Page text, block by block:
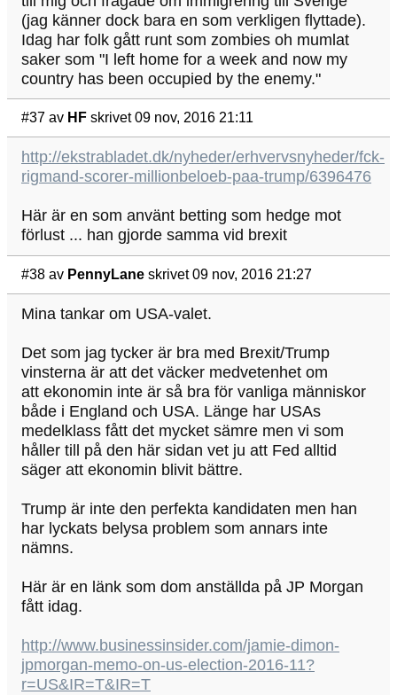
(jag känner dock bara en som verkligen flyttade).
Idag har folk gått runt som zombies oh mumlat
saker som "I left home for a week and now my
country has been occupied by the enemy."
#37 av HF skrivet 09 nov, 2016 21:11
http://ekstrabladet.dk/nyheder/erhvervsnyheder/fck-
rigmand-scorer-millionbeloeb-paa-trump/6396476
Här är en som använt betting som hedge mot
förlust ... han gjorde samma vid brexit
#38 av PennyLane skrivet 09 nov, 2016 21:27
Mina tankar om USA-valet.
Det som jag tycker är bra med Brexit/Trump
vinsterna är att det väcker medvetenhet om
att ekonomin inte är så bra för vanliga människor
både i England och USA. Länge har USAs
medelklass fått det mycket sämre men vi som
håller till på den här sidan vet ju att Fed alltid
säger att ekonomin blivit bättre.
Trump är inte den perfekta kandidaten men han
har lyckats belysa problem som annars inte
nämns.
Här är en länk som dom anställda på JP Morgan
fått idag.
http://www.businessinsider.com/jamie-dimon-
jpmorgan-memo-on-us-election-2016-11?
r=US&IR=T&IR=T